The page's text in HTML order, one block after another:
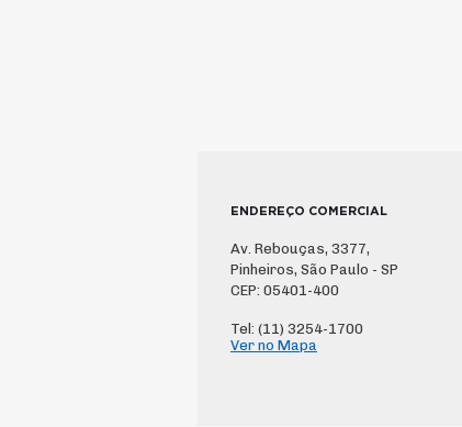
ENDEREÇO COMERCIAL
Av. Rebouças, 3377,
Pinheiros, São Paulo - SP
CEP: 05401-400
Tel: (11) 3254-1700
Ver no Mapa